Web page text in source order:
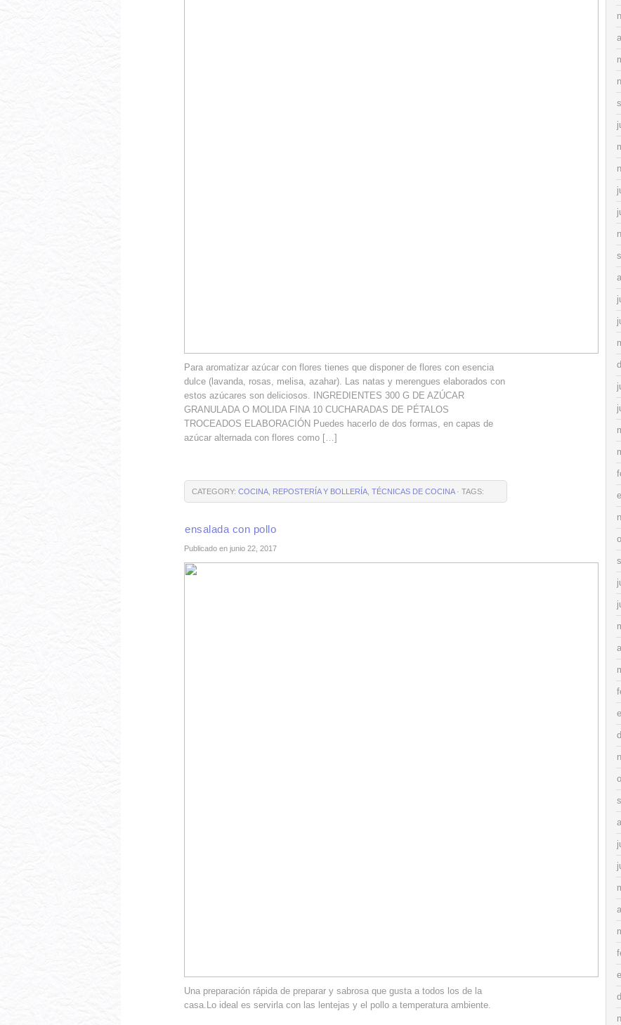
Para aromatizar azúcar con flores tienes que disponer de flores con esencia
dulce (lavanda, rosas, melisa, azahar). Las natas y merengues elaborados con
estos azúcares son deliciosos. INGREDIENTES 300 G DE AZÚCAR
GRANULADA O MOLIDA FINA 10 CUCHARADAS DE PÉTALOS
TROCEADOS ELABORACIÓN Puedes hacerlo de dos formas, en capas de
azúcar alternada con flores como […]
CATEGORY: COCINA REPOSTERÍA Y BOLLERÍA TÉCNICAS DE COCINA· TAGS:
ensalada con pollo
Publicado en junio 22, 2017
Una preparación rápida de preparar y sabrosa que gusta a todos los de la
casa.Lo ideal es servirla con las lentejas y el pollo a temperatura ambiente.